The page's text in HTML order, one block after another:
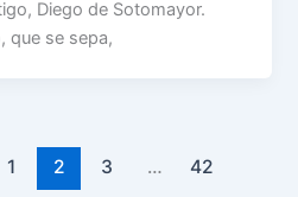
Diego de Sotomayor.
que se sepa,
1 2 3 …
42